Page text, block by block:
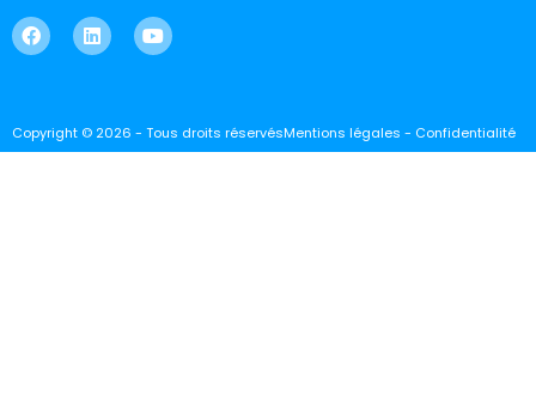
Copyright © 2026 - Tous droits réservésMentions légales - Confidentialité